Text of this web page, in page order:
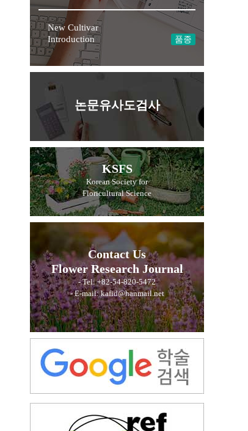
New Cultivar
Introduction
품종
논문유사도검사
KSFS
Korean Society for
Floricultural Science
Contact Us
Flower Research Journal
- Tel: +82-54-820-5472
- E-mail: kafid@hanmail.net